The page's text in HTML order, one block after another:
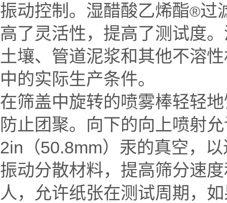
振动控制。湿醋酸乙烯酯®过
高了灵活性，提高了测试度
土壤、管道泥浆和其他不溶
中的实际生产条件。
在筛盖中旋转的喷雾棒轻轻
防止团聚。向下的向上喷射
2in（50.8mm）汞的真空，
振动分散材料，提高筛分速
人，允许纸张在测试周期，